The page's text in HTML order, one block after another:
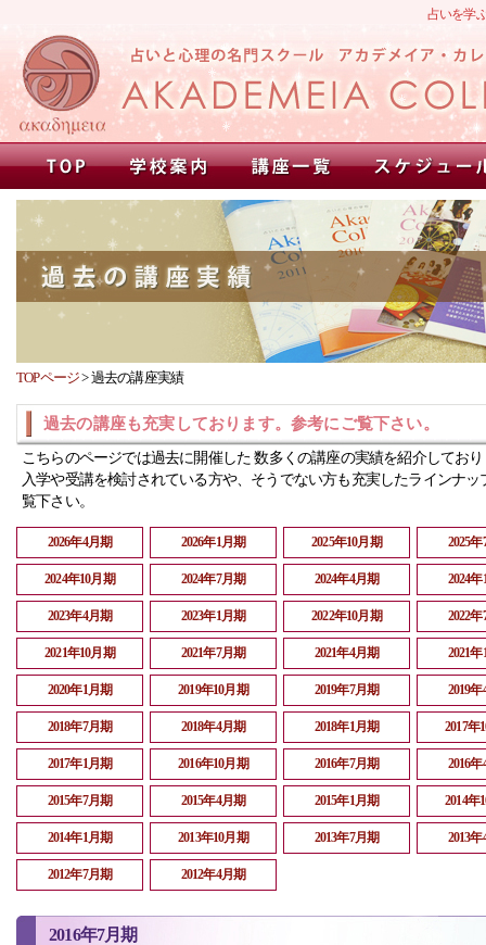
占いを学
TOPページ>過去の講座実績
過去の講座も充実しております。参考にご覧下さい。
こちらのページでは過去に開催した 数多くの講座の実績を紹介してお
入学や受講を検討されている方や、そうでない方も充実したラインナッ
覧下さい。
2026年4月期 2026年1月期 2025年10月期 2025
2024年10月期 2024年7月期 2024年4月期 2024
2023年4月期 2023年1月期 2022年10月期 2022
2021年10月期 2021年7月期 2021年4月期 2021
2020年1月期 2019年10月期 2019年7月期 2019
2018年7月期 2018年4月期 2018年1月期 2017年
2017年1月期 2016年10月期 2016年7月期 2016
2015年7月期 2015年4月期 2015年1月期 2014年
2014年1月期 2013年10月期 2013年7月期 2013
2012年7月期 2012年4月期
2016年7月期